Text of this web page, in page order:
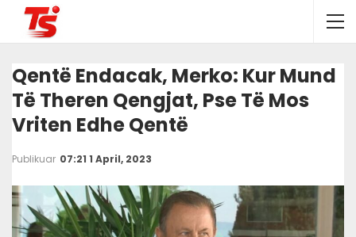
Qentë Endacak, Merko: Kur Mund
Të Theren Qengjat, Pse Të Mos
Vriten Edhe Qentë
Publikuar 07:21 1 April, 2023